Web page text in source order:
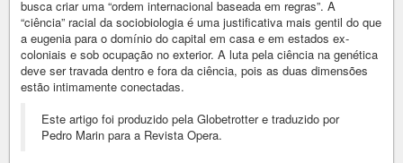
busca criar uma “ordem internacional baseada em regras”. A
“ciência” racial da sociobiologia é uma justificativa mais gentil do que
a eugenia para o domínio do capital em casa e em estados ex-
coloniais e sob ocupação no exterior. A luta pela ciência na genética
deve ser travada dentro e fora da ciência, pois as duas dimensões
estão intimamente conectadas.
Este artigo foi produzido pela Globetrotter e traduzido por
Pedro Marin para a Revista Opera.